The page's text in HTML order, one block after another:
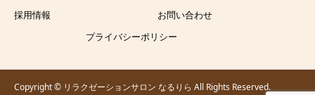
採用情報
お問い合わせ
プライバシーポリシー
Copyright © リラクゼーションサロン なるりら All Rights Reserved.